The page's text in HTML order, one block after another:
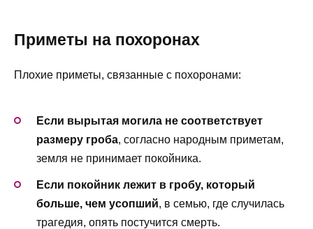
Приметы на похоронах
Плохие приметы, связанные с похоронами:
Если вырытая могила не соответствует
размеру гроба, согласно народным приметам,
земля не принимает покойника.
Если покойник лежит в гробу, который
больше, чем усопший, в семью, где случилась
трагедия, опять постучится смерть.